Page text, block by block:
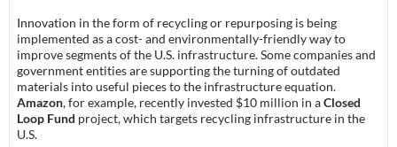
Innovation in the form of recycling or repurposing is being
implemented as a cost- and environmentally-friendly way to
improve segments of the U.S. infrastructure. Some companies and
government entities are supporting the turning of outdated
materials into useful pieces to the infrastructure equation.
Amazon, for example, recently invested $10 million in aClosed
Loop Fund project, which targets recycling infrastructure in the
U.S.